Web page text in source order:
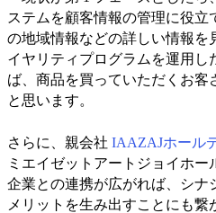
ステムを顧客情報の管理に役
の地域情報などの詳しい情報を
イヤリティプログラムを運用
ば、商品を買っていただくお客
と思います。
さらに、親会社 IAAZAJホール
ミエイゼットアートジョイホ
企業との連携が広がれば、シナ
メリットを生み出すことにも繋